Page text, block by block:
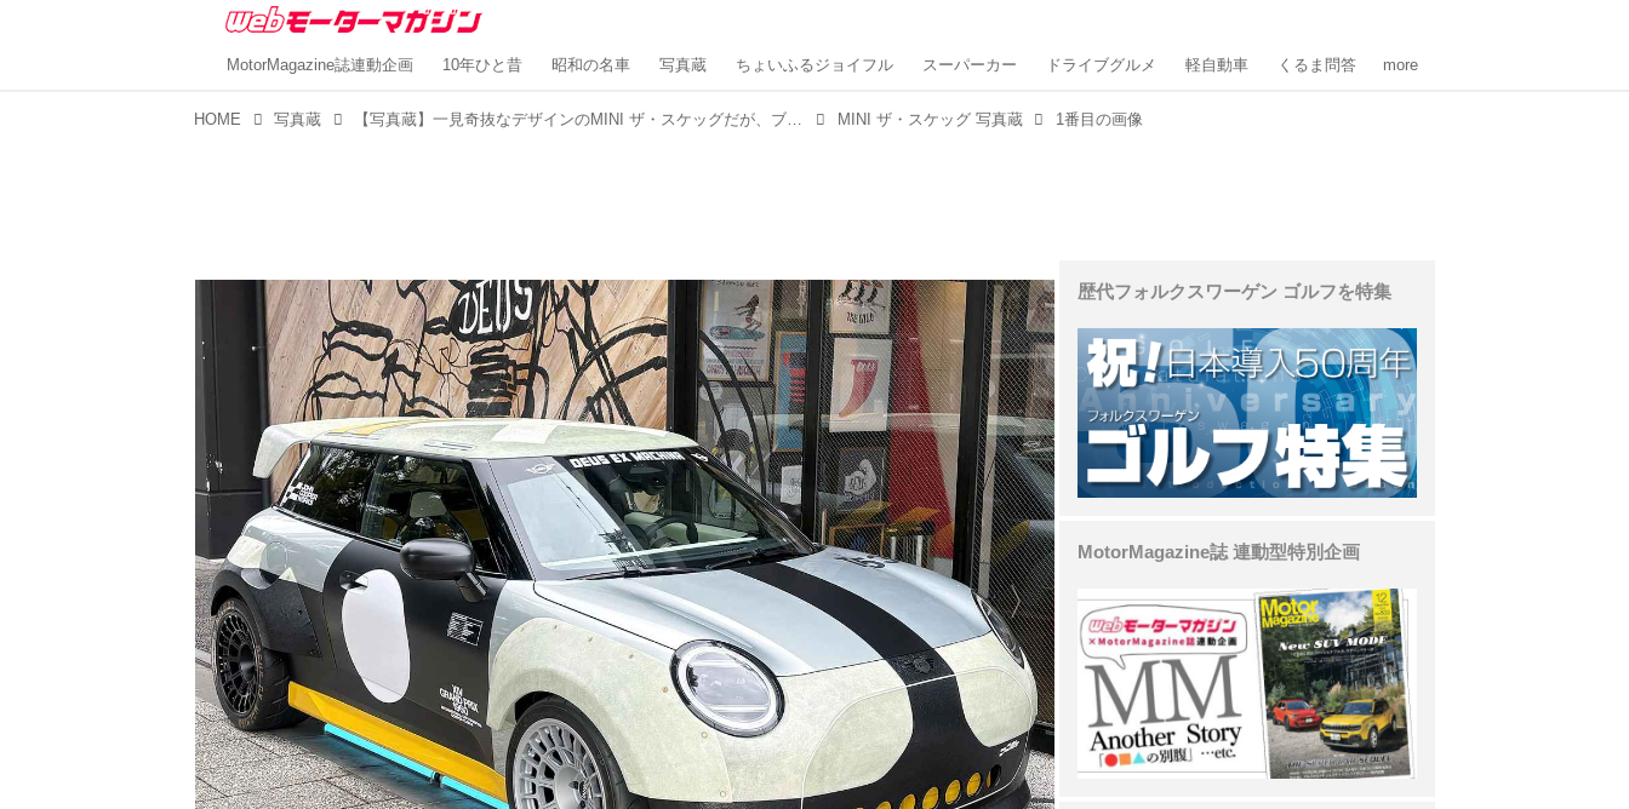
MotorMagazine誌連動企画 10年ひと昔 昭和の名車 写真蔵 ちょいふるジョイフル スーパーカー ドライブグルメ 軽自動車 くるま問答 more
HOME 写真蔵 【写真蔵】一見奇抜なデザインのMINI ザ・スケッグだが、ブランドのビジョンを具現化しつつも軽量化を徹底されていた MINI ザ・スケッグ 写真蔵 1番目の画像
歴代フォルクスワーゲン ゴルフを特集
MotorMagazine誌 連動型特別企画